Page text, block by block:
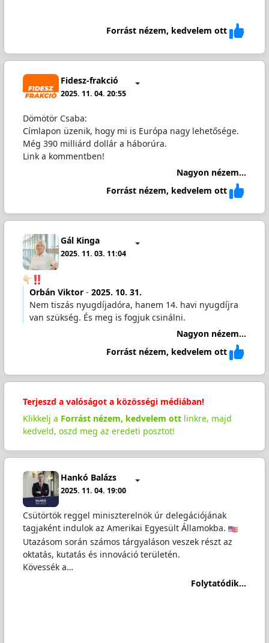
Forrást nézem, kedvelem ott
Fidesz-frakció
2025. 11. 04. 20:55
Dömötör Csaba:
Címlapon üzenik, hogy mi is Európa nagy lehetősége.
Még 390 milliárd dollár a háborúra.
Link a kommentben!
Nagyon nézem...
Forrást nézem, kedvelem ott
Gál Kinga
2025. 11. 03. 11:04
Orbán Viktor- 2025. 10. 31.
Nem tiszás nyugdíjadóra, hanem 14. havi nyugdíjra
van szükség. És meg is fogjuk csinálni.
Nagyon nézem...
Forrást nézem, kedvelem ott
Terjeszd a valóságot a közösségi médiában!
Klikkelj a Forrást nézem, kedvelem ottlinkre, majd
kedveld, oszd meg az eredeti posztot!
Hankó Balázs
2025. 11. 04. 19:00
Csütörtök reggel miniszterelnök úr delegációjának
tagjaként indulok az Amerikai Egyesült Államokba.
Utazásom során számos tárgyaláson veszek részt az
oktatás, kutatás és innováció területén.
Kövessék a…
Folytatódik...